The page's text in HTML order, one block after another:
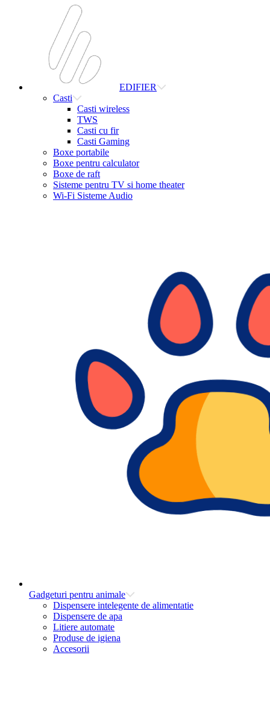
EDIFIER
Casti
Casti wireless
TWS
Casti cu fir
Casti Gaming
Boxe portabile
Boxe pentru calculator
Boxe de raft
Sisteme pentru TV si home theater
Wi-Fi Sisteme Audio
Gadgeturi pentru animale
Dispensere intelegente de alimentatie
Dispensere de apa
Litiere automate
Produse de igiena
Accesorii